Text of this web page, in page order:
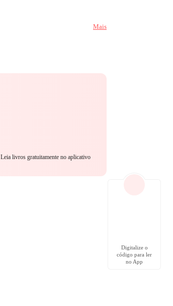
Mais
Leia livros gratuitamente no aplicativo
Digitalize o
código para ler
no App